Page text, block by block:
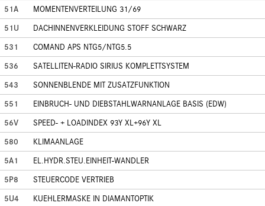
51A
MOMENTENVERTEILUNG 31/69
51U
DACHINNENVERKLEIDUNG STOFF SCHWARZ
531
COMAND APS NTG5/NTG5.5
536
SATELLITEN-RADIO SIRIUS KOMPLETTSYSTEM
543
SONNENBLENDE MIT ZUSATZFUNKTION
551
EINBRUCH- UND DIEBSTAHLWARNANLAGE BASIS (EDW)
56V
SPEED- + LOADINDEX 93Y XL+96Y XL
580
KLIMAANLAGE
5A1
EL.HYDR.STEU.EINHEIT-WANDLER
5P8
STEUERCODE VERTRIEB
5U4
KUEHLERMASKE IN DIAMANTOPTIK